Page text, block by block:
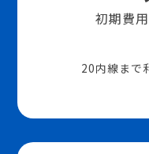
初期費
20内線まで